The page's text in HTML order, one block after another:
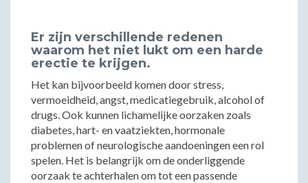
Er zijn verschillende redenen
waarom het niet lukt om een harde
erectie te krijgen.
Het kan bijvoorbeeld komen door stress,
vermoeidheid, angst, medicatiegebruik, alcohol of
drugs. Ook kunnen lichamelijke oorzaken zoals
diabetes, hart- en vaatziekten, hormonale
problemen of neurologische aandoeningen een rol
spelen. Het is belangrijk om de onderliggende
oorzaak te achterhalen om tot een passende